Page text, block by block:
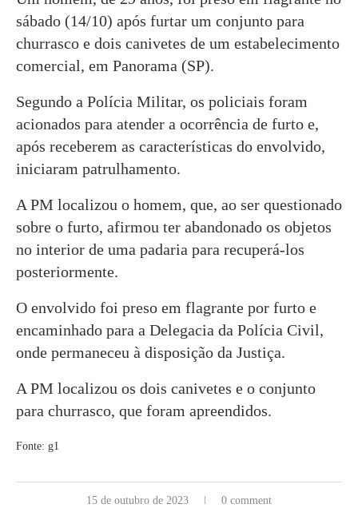
sábado (14/10) após furtar um conjunto para
churrasco e dois canivetes de um estabelecimento
comercial, em Panorama (SP).
Segundo a Polícia Militar, os policiais foram
acionados para atender a ocorrência de furto e,
após receberem as características do envolvido,
iniciaram patrulhamento.
A PM localizou o homem, que, ao ser questionado
sobre o furto, afirmou ter abandonado os objetos
no interior de uma padaria para recuperá-los
posteriormente.
O envolvido foi preso em flagrante por furto e
encaminhado para a Delegacia da Polícia Civil,
onde permaneceu à disposição da Justiça.
A PM localizou os dois canivetes e o conjunto
para churrasco, que foram apreendidos.
Fonte: g1
15 de outubro de 2023 0 comment